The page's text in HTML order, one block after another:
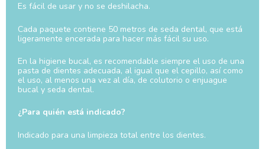
Es fácil de usar y no se deshilacha.
Cada paquete contiene 50 metros de seda dental, que está
ligeramente encerada para hacer más fácil su uso.
En la higiene bucal, es recomendable siempre el uso de una
pasta de dientes adecuada, al igual que el cepillo, así como
el uso, al menos una vez al día, de colutorio o enjuague
bucal y seda dental.
¿Para quién está indicado?
Indicado para una limpieza total entre los dientes.